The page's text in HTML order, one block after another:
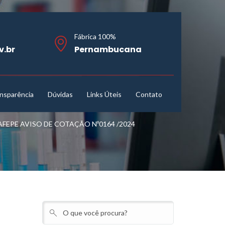
Fábrica 100%
Pernambucana
Dúvidas Links Úteis Contato
AVISO DE COTAÇÃO Nº0164 /2024